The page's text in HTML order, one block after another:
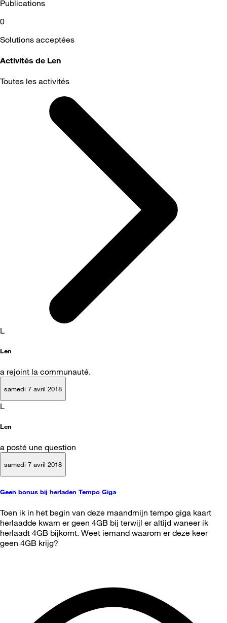
Publications
0
Solutions acceptées
Activités de Len
Toutes les activités
L
Len
a rejoint la communauté.
samedi 7 avril 2018
L
Len
a posté une question
samedi 7 avril 2018
Geen bonus bij herladen Tempo Giga
Toen ik in het begin van deze maandmijn tempo giga kaart
herlaadde kwam er geen 4GB bij terwijl er altijd waneer ik
herlaadt 4GB bijkomt. Weet iemand waarom er deze keer
geen 4GB krijg?